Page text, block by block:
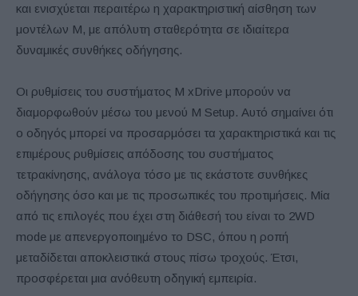
και ενισχύεται περαιτέρω η χαρακτηριστική αίσθηση των
μοντέλων M, με απόλυτη σταθερότητα σε ιδιαίτερα
δυναμικές συνθήκες οδήγησης.
Οι ρυθμίσεις του συστήματος M xDrive μπορούν να
διαμορφωθούν μέσω του μενού M Setup. Αυτό σημαίνει ότι
ο οδηγός μπορεί να προσαρμόσει τα χαρακτηριστικά και τις
επιμέρους ρυθμίσεις απόδοσης του συστήματος
τετρακίνησης, ανάλογα τόσο με τις εκάστοτε συνθήκες
οδήγησης όσο και με τις προσωπικές του προτιμήσεις. Μία
από τις επιλογές που έχει στη διάθεσή του είναι το 2WD
mode με απενεργοποιημένο το DSC, όπου η ροπή
μεταδίδεται αποκλειστικά στους πίσω τροχούς. Έτσι,
προσφέρεται μια ανόθευτη οδηγική εμπειρία.